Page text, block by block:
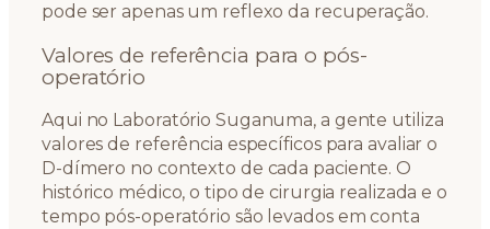
pode ser apenas um reflexo da recuperação.
Valores de referência para o pós-
operatório
Aqui no Laboratório Suganuma, a gente utiliza
valores de referência específicos para avaliar o
D-dímero no contexto de cada paciente. O
histórico médico, o tipo de cirurgia realizada e o
tempo pós-operatório são levados em conta